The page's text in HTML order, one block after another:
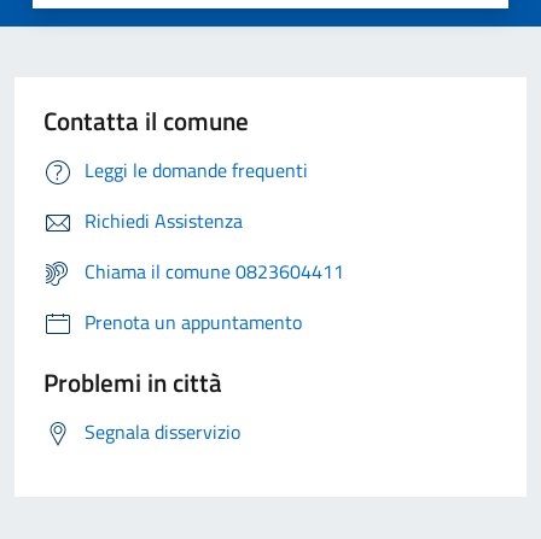
Contatta il comune
Leggi le domande frequenti
Richiedi Assistenza
Chiama il comune 0823604411
Prenota un appuntamento
Problemi in città
Segnala disservizio